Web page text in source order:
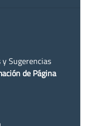
Sugerencias
de Página